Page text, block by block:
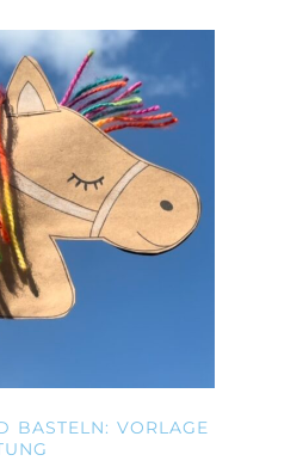
BASTELN: VORLAGE